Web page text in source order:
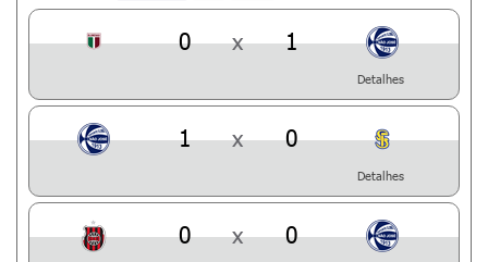
0 x 1
Detalhes
1 x 0
Detalhes
0 x 0